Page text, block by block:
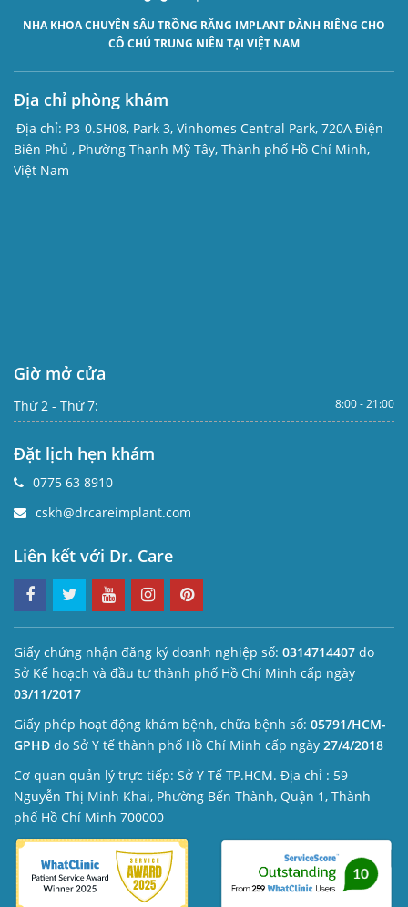
NHA KHOA CHUYÊN SÂU TRỒNG RĂNG IMPLANT DÀNH RIÊNG CHO
CÔ CHÚ TRUNG NIÊN TẠI VIỆT NAM
Địa chỉ phòng khám
Địa chỉ: P3-0.SH08, Park 3, Vinhomes Central Park, 720A Điện
Biên Phủ , Phường Thạnh Mỹ Tây, Thành phố Hồ Chí Minh,
Việt Nam
Giờ mở cửa
Thứ 2 - Thứ 7: 8:00 - 21:00
Đặt lịch hẹn khám
0775 63 8910
cskh@drcareimplant.com
Liên kết với Dr. Care
Giấy chứng nhận đăng ký doanh nghiệp số: 0314714407 do
Sở Kế hoạch và đầu tư thành phố Hồ Chí Minh cấp ngày
03/11/2017
Giấy phép hoạt động khám bệnh, chữa bệnh số: 05791/HCM-
GPHĐ do Sở Y tế thành phố Hồ Chí Minh cấp ngày 27/4/2018
Cơ quan quản lý trực tiếp: Sở Y Tế TP.HCM. Địa chỉ : 59
Nguyễn Thị Minh Khai, Phường Bến Thành, Quận 1, Thành
phố Hồ Chí Minh 700000